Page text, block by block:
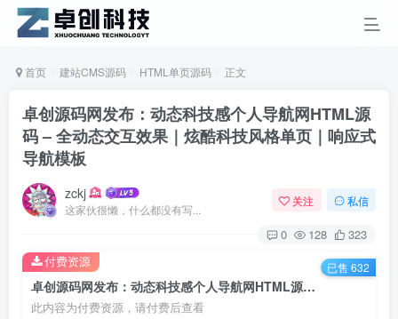
首页 建站CMS源码 HTML单页源码 正文
卓创源码网发布：动态科技感个人导航网HTML源
码 – 全动态交互效果｜炫酷科技风格单页｜响应式
导航模板
zckj
这家伙很懒，什么都没有写...
关注 私信
0 128 323
卓创源码网发布：动态科技感个人导航网HTML源码 – 全动态交互效果｜炫酷科技风格单页｜响应式导航模板
此内容为付费资源，请付费后查看
付费资源 已售 632